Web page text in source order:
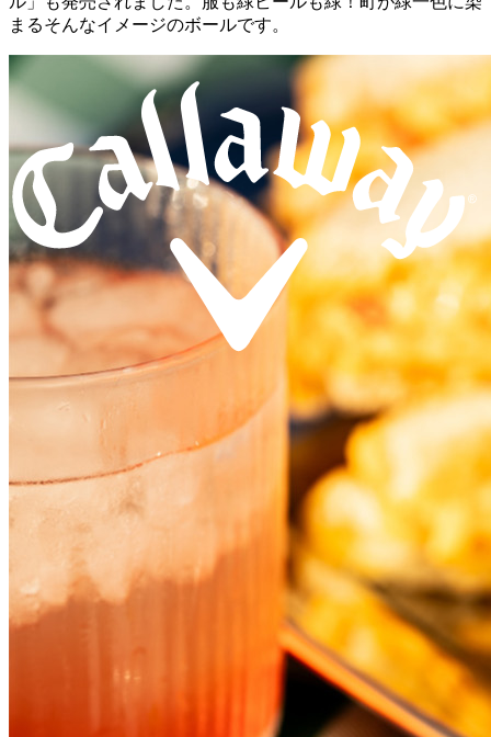
まるそんなイメージのボールです。